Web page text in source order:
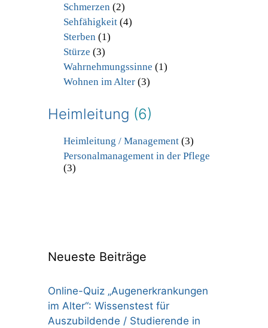
Schmerzen (2)
Sehfähigkeit(4)
Sterben (1)
Stürze (3)
Wahrnehmungssinne (1)
Wohnen im Alter(3)
Heimleitung (6)
Heimleitung / Management(3)
Personalmanagement in der Pflege
(3)
Neueste Beiträge
Online-Quiz „Augenerkrankungen
im Alter“: Wissenstest für
Auszubildende / Studierende in